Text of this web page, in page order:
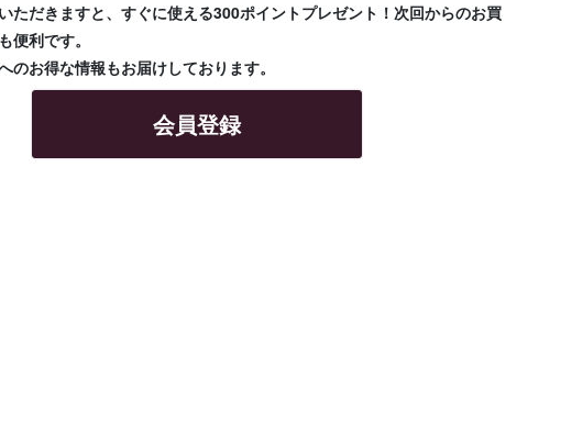
ただきますと、すぐに使える300ポイントプレゼント！次回からのお買
便利です。
のお得な情報もお届けしております。
会員登録